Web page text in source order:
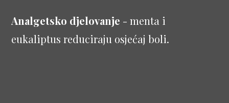
Analgetsko djelovanje - menta i
eukaliptus reduciraju osjećaj boli.